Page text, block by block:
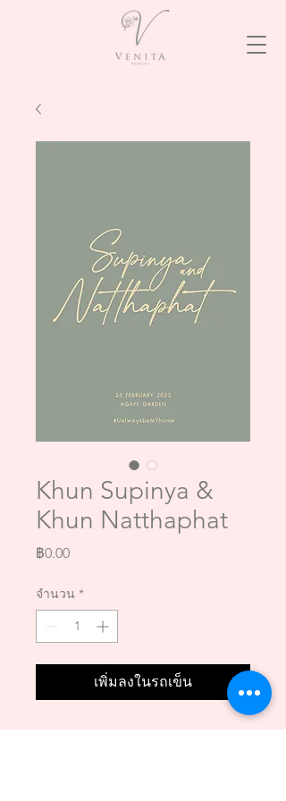
Khun Supinya &
Khun Natthaphat
฿0.00ราคา
จำนวน *
เพิ่มลงในรถเข็น